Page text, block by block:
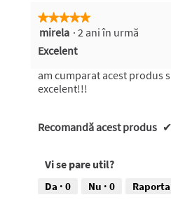
★★★★★
★★★★★
5
5
mirela · 2 ani în urmă
Excelent
am cumparat acest produs
excelent!!!
Recomandă acest produs ✔
Vi se pare util?
Da · 0 Nu · 0